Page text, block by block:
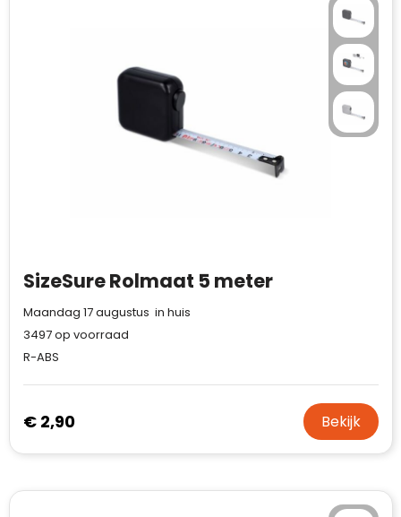
SizeSure Rolmaat 5 meter
Maandag 17 augustus in huis
3497op voorraad
R-ABS
€ 2,90 Bekijk